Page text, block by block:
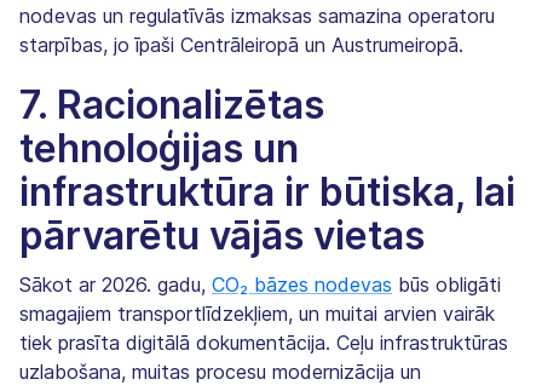
nodevas un regulatīvās izmaksas samazina operatoru
starpības, jo īpaši Centrāleiropā un Austrumeiropā.
7. Racionalizētas
tehnoloģijas un
infrastruktūra ir būtiska, lai
pārvarētu vājās vietas
Sākot ar 2026. gadu, CO₂ bāzes nodevas būs obligāti
smagajiem transportlīdzekļiem, un muitai arvien vairāk
tiek prasīta digitālā dokumentācija. Ceļu infrastruktūras
uzlabošana, muitas procesu modernizācija un